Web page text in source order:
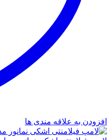
افزودن به علاقه مندی ها